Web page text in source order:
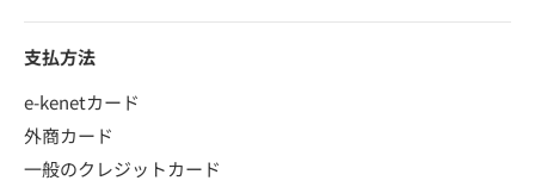
支払方法
e-kenetカード
外商カード
一般のクレジットカード